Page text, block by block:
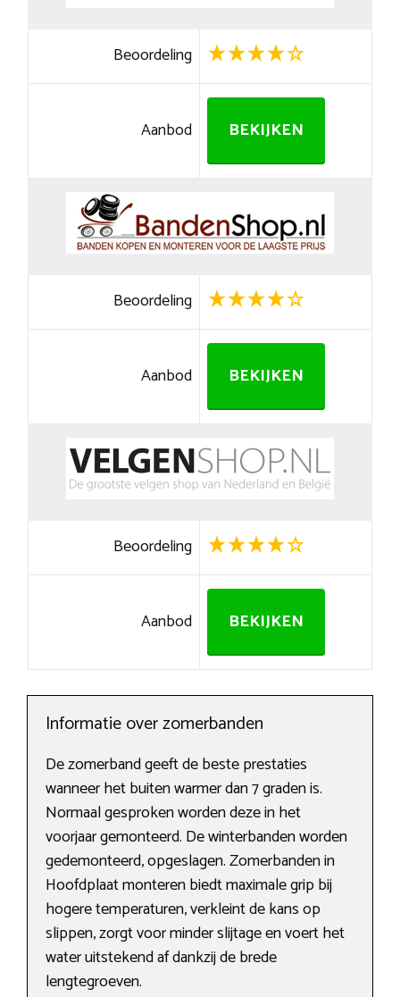
Beoordeling
Aanbod BEKIJKEN
Beoordeling
Aanbod BEKIJKEN
Beoordeling
Aanbod BEKIJKEN
Informatie over zomerbanden
De zomerband geeft de beste prestaties
wanneer het buiten warmer dan 7 graden is.
Normaal gesproken worden deze in het
voorjaar gemonteerd. De winterbanden worden
gedemonteerd, opgeslagen. Zomerbanden in
Hoofdplaat monteren biedt maximale grip bij
hogere temperaturen, verkleint de kans op
slippen, zorgt voor minder slijtage en voert het
water uitstekend af dankzij de brede
lengtegroeven.